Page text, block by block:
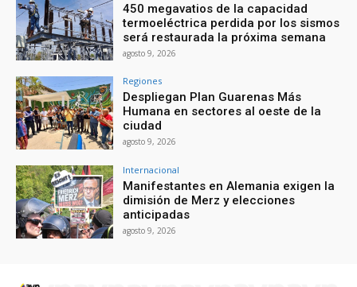
450 megavatios de la capacidad
termoeléctrica perdida por los sismos
será restaurada la próxima semana
agosto 9, 2026
Regiones
Despliegan Plan Guarenas Más
Humana en sectores al oeste de la
ciudad
agosto 9, 2026
Internacional
Manifestantes en Alemania exigen la
dimisión de Merz y elecciones
anticipadas
agosto 9, 2026